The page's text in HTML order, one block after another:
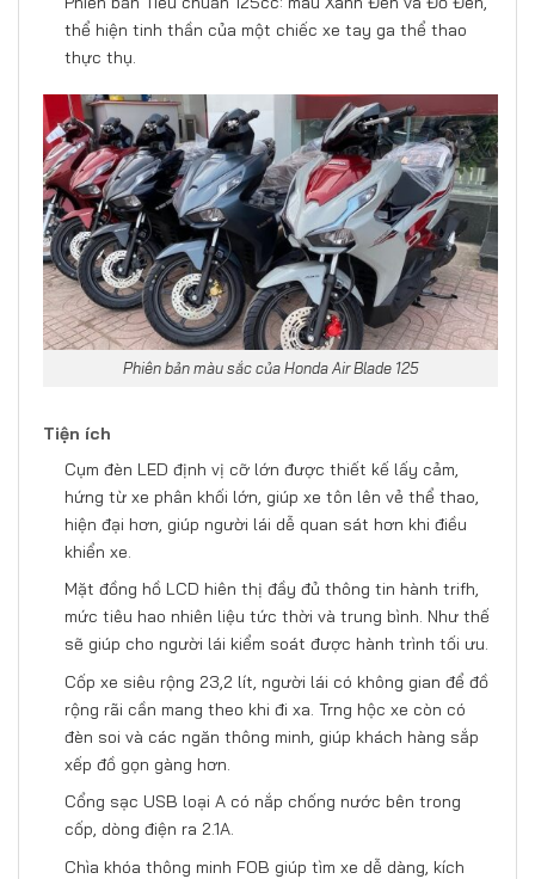
thể hiện tinh thần của một chiếc xe tay ga thể thao
thực thụ.
Phiên bản màu sắc của Honda Air Blade 125
Tiện ích
Cụm đèn LED định vị cỡ lớn được thiết kế lấy cảm,
hứng từ xe phân khối lớn, giúp xe tôn lên vẻ thể thao,
hiện đại hơn, giúp người lái dễ quan sát hơn khi điều
khiển xe.
Mặt đồng hồ LCD hiên thị đầy đủ thông tin hành trifh,
mức tiêu hao nhiên liệu tức thời và trung bình. Như thế
sẽ giúp cho người lái kiểm soát được hành trình tối ưu.
Cốp xe siêu rộng 23,2 lít, người lái có không gian để đồ
rộng rãi cần mang theo khi đi xa. Trng hộc xe còn có
đèn soi và các ngăn thông minh, giúp khách hàng sắp
xếp đồ gọn gàng hơn.
Cổng sạc USB loại A có nắp chống nước bên trong
cốp, dòng điện ra 2.1A.
Chìa khóa thông minh FOB giúp tìm xe dễ dàng, kích